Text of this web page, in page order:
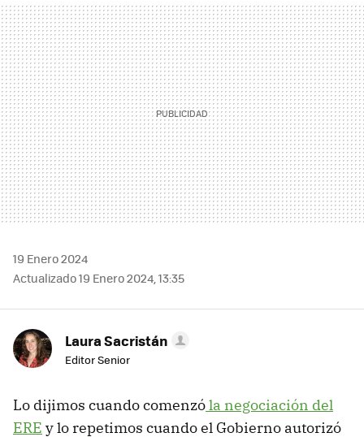
MAIL
19 Enero 2024
Actualizado 19 Enero 2024, 13:35
Laura Sacristán
Editor Senior
Lo dijimos cuando comenzóla negociación del
ERE y lo repetimos cuando el Gobierno autorizó